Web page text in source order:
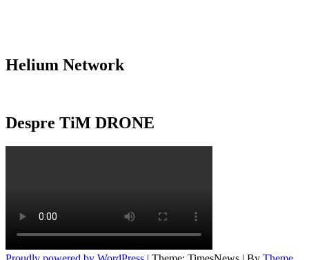
Helium Network
Despre TiM DRONE